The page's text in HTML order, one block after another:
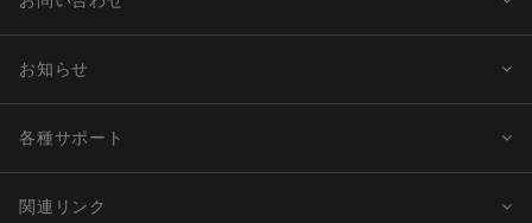
お知らせ
各種サポート
関連リンク